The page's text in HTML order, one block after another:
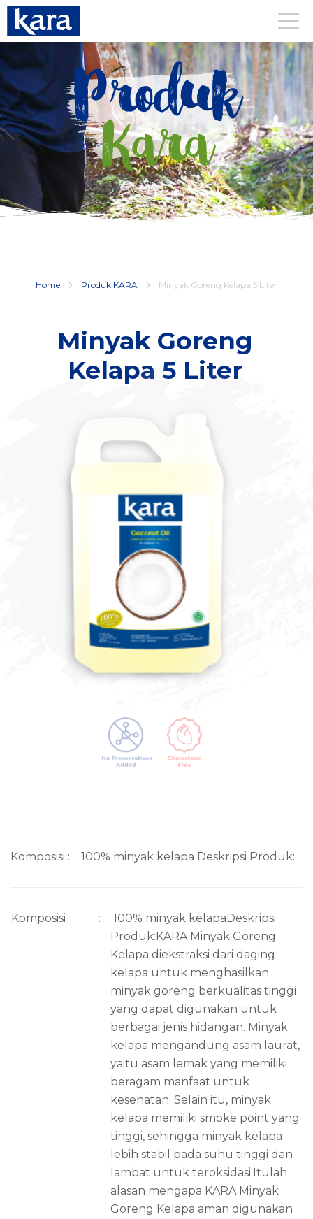
Produk
Kara
Home Produk KARA Minyak Goreng Kelapa 5 Liter
Minyak Goreng
Kelapa 5 Liter
Komposisi : 100% minyak kelapa Deskripsi Produk:
Komposisi :
100% minyak kelapaDeskripsi
Produk:KARA Minyak Goreng
Kelapa diekstraksi dari daging
kelapa untuk menghasilkan
minyak goreng berkualitas tinggi
yang dapat digunakan untuk
berbagai jenis hidangan. Minyak
kelapa mengandung asam laurat,
yaitu asam lemak yang memiliki
beragam manfaat untuk
kesehatan. Selain itu, minyak
kelapa memiliki smoke point yang
tinggi, sehingga minyak kelapa
lebih stabil pada suhu tinggi dan
lambat untuk teroksidasi.Itulah
alasan mengapa KARA Minyak
Goreng Kelapa aman digunakan